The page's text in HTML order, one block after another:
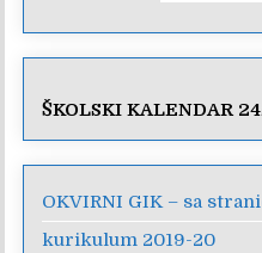
ŠKOLSKI KALENDAR
OKVIRNI GIK – sa
kurikulum 2019-20